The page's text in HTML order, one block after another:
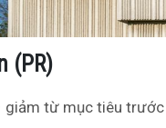
(PR)
từ mục tiêu